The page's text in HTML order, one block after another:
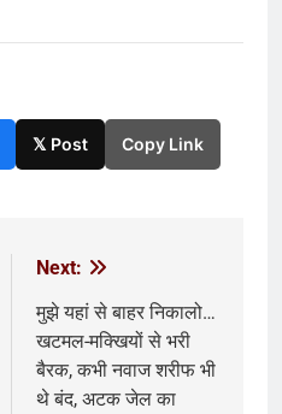
𝕏 Post Copy Link
Next:
मुझे यहां से बाहर निकालो…
खटमल-मक्खियों से भरी
बैरक, कभी नवाज शरीफ भी
थे बंद, अटक जेल का